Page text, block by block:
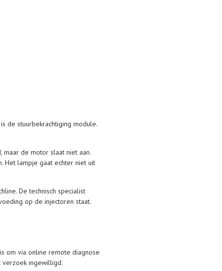
de stuurbekrachtiging module.
de motor slaat niet aan.
Het lampje gaat echter niet uit
De technisch specialist
op de injectoren staat.
om via online remote diagnose
verzoek ingewilligd.